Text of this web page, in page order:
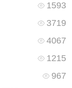
1593
3719
4067
1215
967